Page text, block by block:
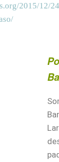
2015/12/